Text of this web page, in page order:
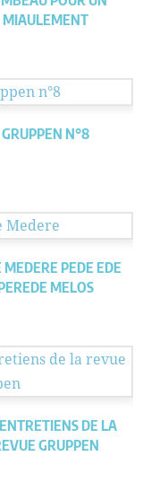
MIAULEMENT
GRUPPEN N°8
MEDERE PEDE EDE
MELOS
DE LA
GRUPPEN